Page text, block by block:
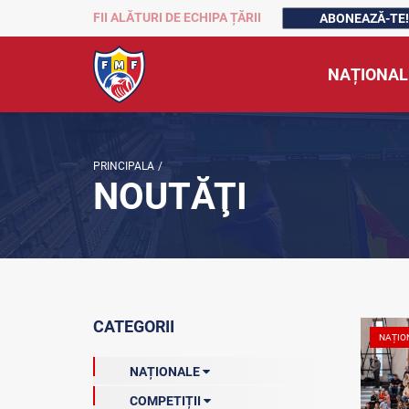
FII ALĂTURI DE ECHIPA ȚĂRII ABONEAZĂ-TE!
PRINCIPALA /
NOUTĂŢI
CATEGORII
NAȚIONALE
COMPETIȚII